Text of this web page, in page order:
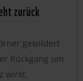
zurück
gewildert
Rückgang um
wirkt.